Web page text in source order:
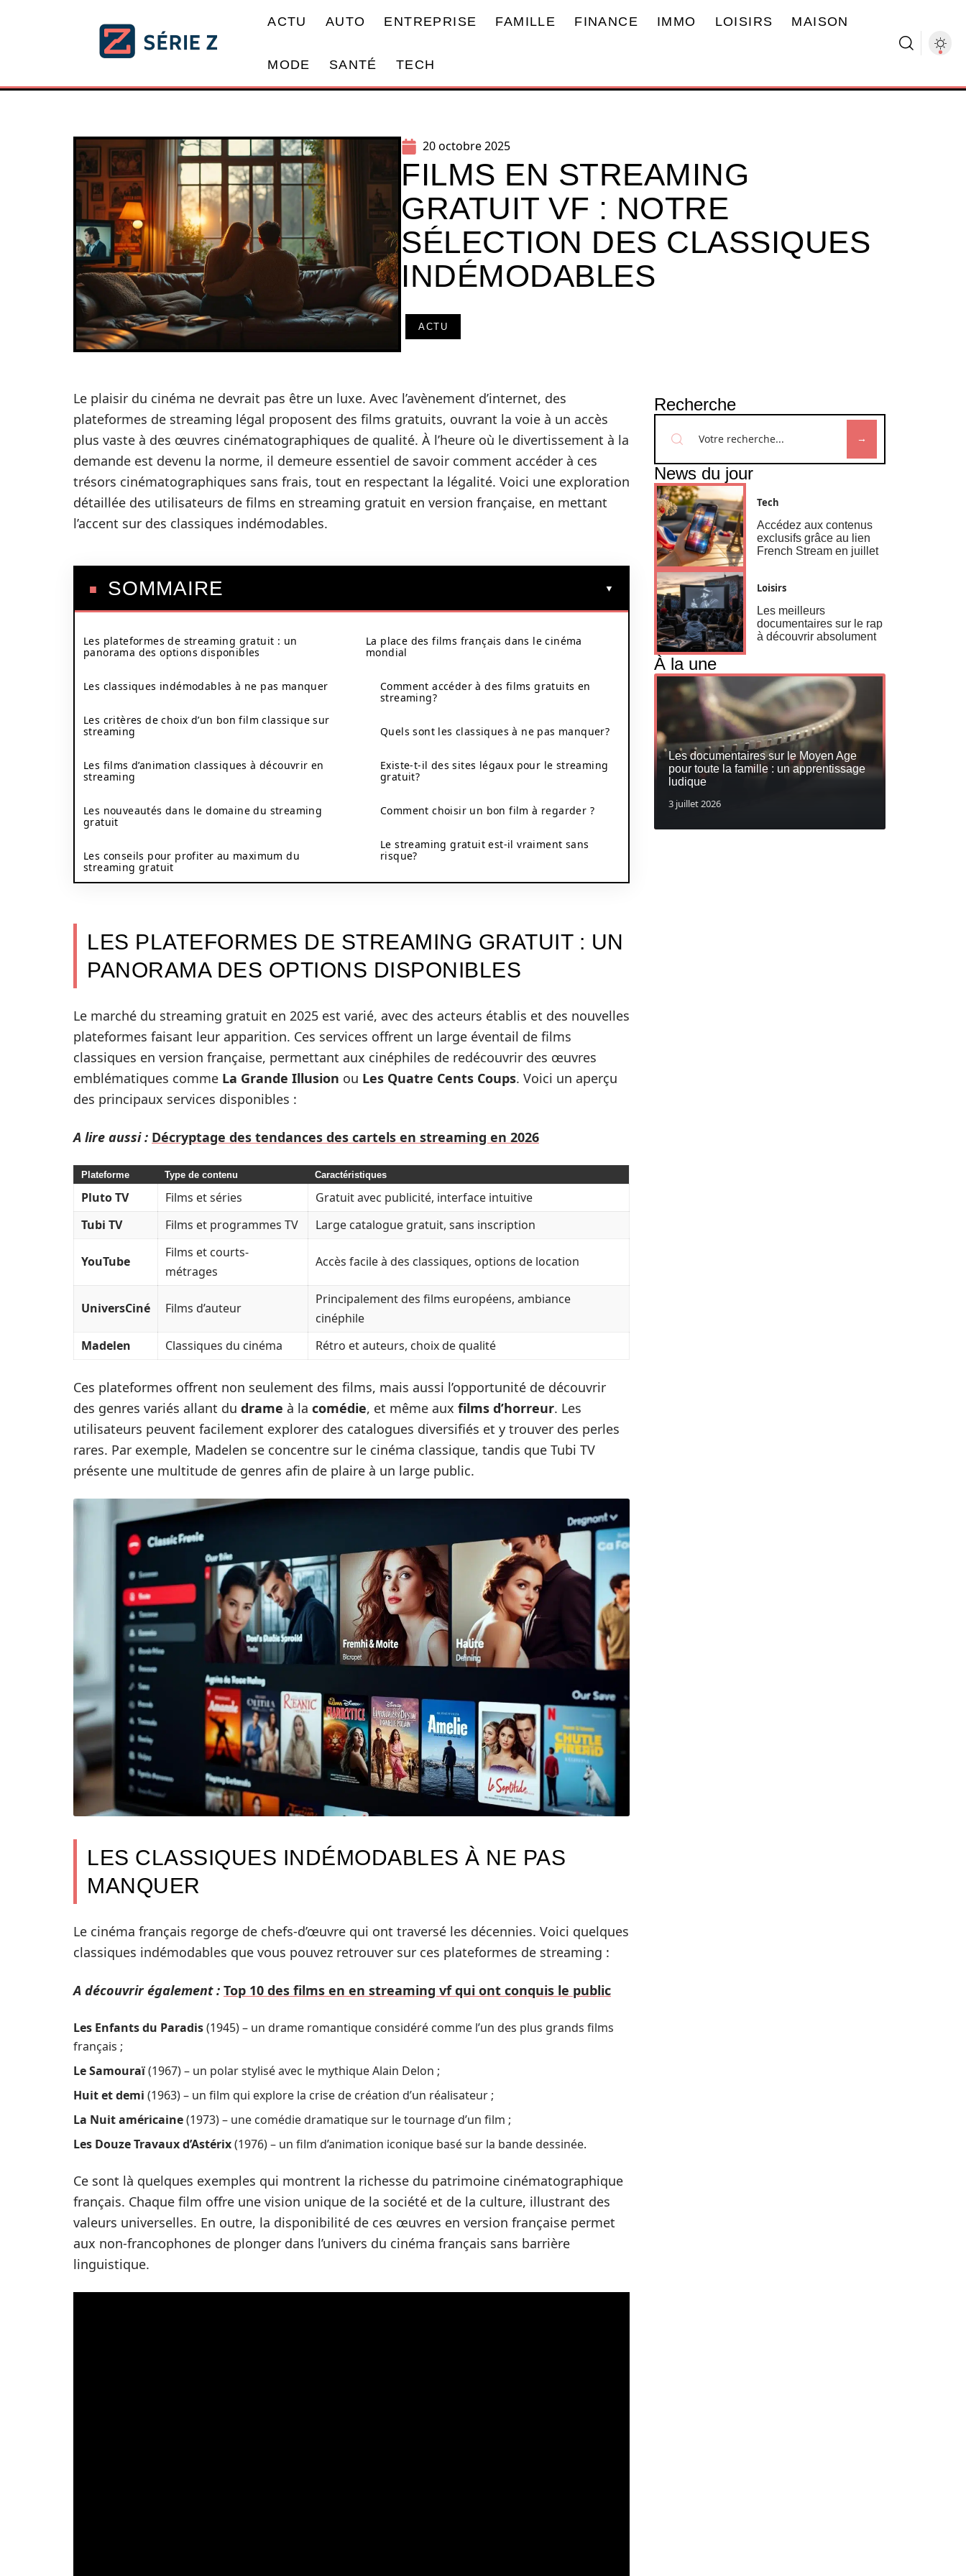
ACTU AUTO ENTREPRISE FAMILLE FINANCE IMMO LOISIRS MAISON
MODE SANTÉ TECH
20 octobre 2025
FILMS EN STREAMING
GRATUIT VF : NOTRE
SÉLECTION DES CLASSIQUES
INDÉMODABLES
ACTU
Le plaisir du cinéma ne devrait pas être un luxe. Avec l’avènement d’internet, des
plateformes de streaming légal proposent des films gratuits, ouvrant la voie à un accès
plus vaste à des œuvres cinématographiques de qualité. À l’heure où le divertissement à la
demande est devenu la norme, il demeure essentiel de savoir comment accéder à ces
trésors cinématographiques sans frais, tout en respectant la légalité. Voici une exploration
détaillée des utilisateurs de films en streaming gratuit en version française, en mettant
l’accent sur des classiques indémodables.
SOMMAIRE
Les plateformes de streaming gratuit : un
panorama des options disponibles
Les classiques indémodables à ne pas manquer
Les critères de choix d’un bon film classique sur
streaming
Les films d’animation classiques à découvrir en
streaming
Les nouveautés dans le domaine du streaming
gratuit
Les conseils pour profiter au maximum du
streaming gratuit
La place des films français dans le cinéma
mondial
Comment accéder à des films gratuits en
streaming?
Quels sont les classiques à ne pas manquer?
Existe-t-il des sites légaux pour le streaming
gratuit?
Comment choisir un bon film à regarder ?
Le streaming gratuit est-il vraiment sans
risque?
LES PLATEFORMES DE STREAMING GRATUIT : UN
PANORAMA DES OPTIONS DISPONIBLES
Le marché du streaming gratuit en 2025 est varié, avec des acteurs établis et des nouvelles
plateformes faisant leur apparition. Ces services offrent un large éventail de films
classiques en version française, permettant aux cinéphiles de redécouvrir des œuvres
emblématiques comme La Grande Illusion ou Les Quatre Cents Coups. Voici un aperçu
des principaux services disponibles :
A lire aussi : Décryptage des tendances des cartels en streaming en 2026
Plateforme Type de contenu Caractéristiques
Pluto TV Films et séries
Gratuit avec publicité, interface intuitive
Tubi TV
Films et programmes TV Large catalogue gratuit, sans inscription
YouTube
Films et courts-
métrages
Accès facile à des classiques, options de location
UniversCiné Films d’auteur
Principalement des films européens, ambiance
cinéphile
Madelen
Classiques du cinéma Rétro et auteurs, choix de qualité
Ces plateformes offrent non seulement des films, mais aussi l’opportunité de découvrir
des genres variés allant du drame à la comédie, et même aux films d’horreur. Les
utilisateurs peuvent facilement explorer des catalogues diversifiés et y trouver des perles
rares. Par exemple, Madelen se concentre sur le cinéma classique, tandis que Tubi TV
présente une multitude de genres afin de plaire à un large public.
LES CLASSIQUES INDÉMODABLES À NE PAS
MANQUER
Le cinéma français regorge de chefs-d’œuvre qui ont traversé les décennies. Voici quelques
classiques indémodables que vous pouvez retrouver sur ces plateformes de streaming :
A découvrir également : Top 10 des films en en streaming vf qui ont conquis le public
Les Enfants du Paradis(1945) – un drame romantique considéré comme l’un des plus grands films
français ;
Le Samouraï(1967) – un polar stylisé avec le mythique Alain Delon ;
Huit et demi (1963) – un film qui explore la crise de création d’un réalisateur ;
La Nuit américaine(1973) – une comédie dramatique sur le tournage d’un film ;
Les Douze Travaux d’Astérix(1976) – un film d’animation iconique basé sur la bande dessinée.
Ce sont là quelques exemples qui montrent la richesse du patrimoine cinématographique
français. Chaque film offre une vision unique de la société et de la culture, illustrant des
valeurs universelles. En outre, la disponibilité de ces œuvres en version française permet
aux non-francophones de plonger dans l’univers du cinéma français sans barrière
linguistique.
Recherche
News du jour
Tech
Accédez aux contenus
exclusifs grâce au lien
French Stream en juillet
Loisirs
Les meilleurs
documentaires sur le rap
à découvrir absolument
À la une
Les documentaires sur le Moyen Age
pour toute la famille : un apprentissage
ludique
3 juillet 2026